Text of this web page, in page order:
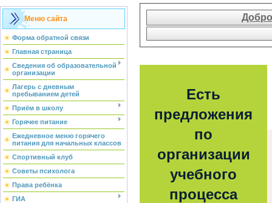
Меню сайта
Форма обратной связи
Главная страница
Сведения об образовательной
организации
Лагерь с дневным
пребыванием детей
Приём в школу
Горячее питание
Ежедневное меню горячего
питания для начальных классов
Спортивный клуб
Советы психолога
Права ребёнка
ГИА
Есть
предложения
по
организации
учебного
процесса